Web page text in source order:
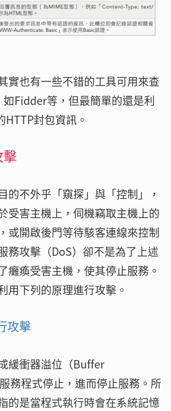
實也有一些不錯的工具可用來查
Fidder等，但最簡單的還是利
封包資訊。
的不外乎「窺探」與「控制」，
受害主機上，伺機竊取主機上的
或開啟後門等待駭客連線來控制
務攻擊（DoS）卻不是為了上述
癱瘓受害主機，使其停止服務。
用下列的原理進行攻擊。
攻擊
緩衝器溢位（Buffer
務程式停止，進而停止服務。所
的是當程式執行時會在系統記憶